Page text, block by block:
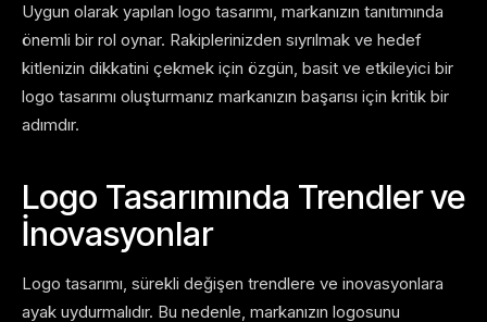
Uygun olarak yapılan logo tasarımı, markanızın tanıtımında
önemli bir rol oynar. Rakiplerinizden sıyrılmak ve hedef
kitlenizin dikkatini çekmek için özgün, basit ve etkileyici bir
logo tasarımı oluşturmanız markanızın başarısı için kritik bir
adımdır.
Logo Tasarımında Trendler ve
İnovasyonlar
Logo tasarımı, sürekli değişen trendlere ve inovasyonlara
ayak uydurmalıdır. Bu nedenle, markanızın logosunu